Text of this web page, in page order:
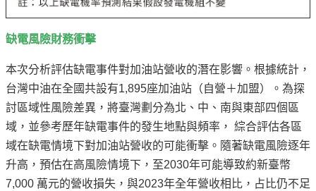
缺電風險財務衝擊
本次分析評估缺電事件對加油站營收的潛在影響。根據統計，
台灣中油在全國共設有1,895座加油站（自營＋加盟）。為探
討區域性風險差異，將臺灣劃分為北、中、南與東部四個區
域，並參考歷年缺電事件的發生地點與頻率， 綜合評估各區
域在缺電情境下對加油站營收的可能衝擊。隨著缺電風險逐年
升高，預估在高風險情境下，至2030年可能導致約新臺幣
7,000 萬元的營收損失，與2023年全年營收相比，占比仍不足